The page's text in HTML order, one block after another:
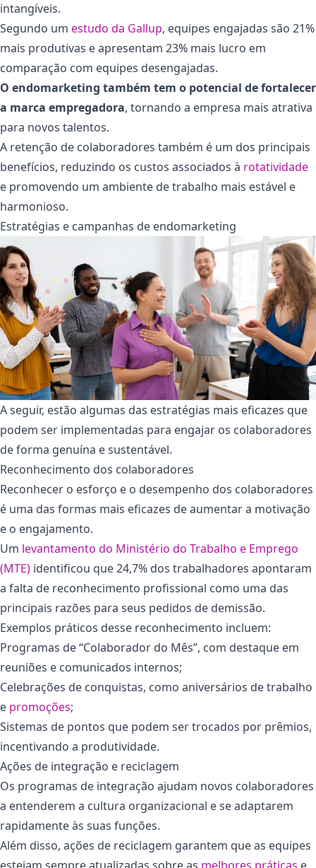
intangíveis.
Segundo um estudo da Gallup, equipes engajadas são 21%
mais produtivas e apresentam 23% mais lucro em
comparação com equipes desengajadas.
O endomarketing também tem o potencial de fortalecer
a marca empregadora, tornando a empresa mais atrativa
para novos talentos.
A retenção de colaboradores também é um dos principais
benefícios, reduzindo os custos associados à rotatividade
e promovendo um ambiente de trabalho mais estável e
harmonioso.
Estratégias e campanhas de endomarketing
A seguir, estão algumas das estratégias mais eficazes que
podem ser implementadas para engajar os colaboradores
de forma genuína e sustentável.
Reconhecimento dos colaboradores
Reconhecer o esforço e o desempenho dos colaboradores
é uma das formas mais eficazes de aumentar a motivação
e o engajamento.
Um levantamento do Ministério do Trabalho e Emprego
(MTE) identificou que 24,7% dos trabalhadores apontaram
a falta de reconhecimento profissional como uma das
principais razões para seus pedidos de demissão.
Exemplos práticos desse reconhecimento incluem:
Programas de “Colaborador do Mês”, com destaque em
reuniões e comunicados internos;
Celebrações de conquistas, como aniversários de trabalho
e promoções;
Sistemas de pontos que podem ser trocados por prêmios,
incentivando a produtividade.
Ações de integração e reciclagem
Os programas de integração ajudam novos colaboradores
a entenderem a cultura organizacional e se adaptarem
rapidamente às suas funções.
Além disso, ações de reciclagem garantem que as equipes